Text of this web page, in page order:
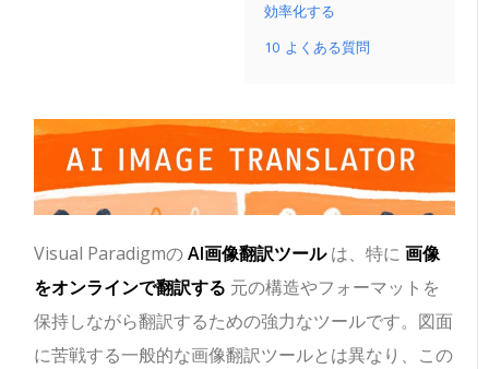
効率化する
10 よくある質問
Visual ParadigmのAI画像翻訳ツールは、特に画像
をオンラインで翻訳する 元の構造やフォーマットを
保持しながら翻訳するための強力なツールです。図面
に苦戦する一般的な画像翻訳ツールとは異なり、この